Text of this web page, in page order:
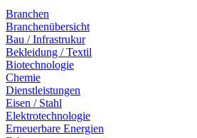
Branchen
Branchenübersicht
Bau / Infrastrukur
Bekleidung / Textil
Biotechnologie
Chemie
Dienstleistungen
Eisen / Stahl
Elektrotechnologie
Erneuerbare Energien